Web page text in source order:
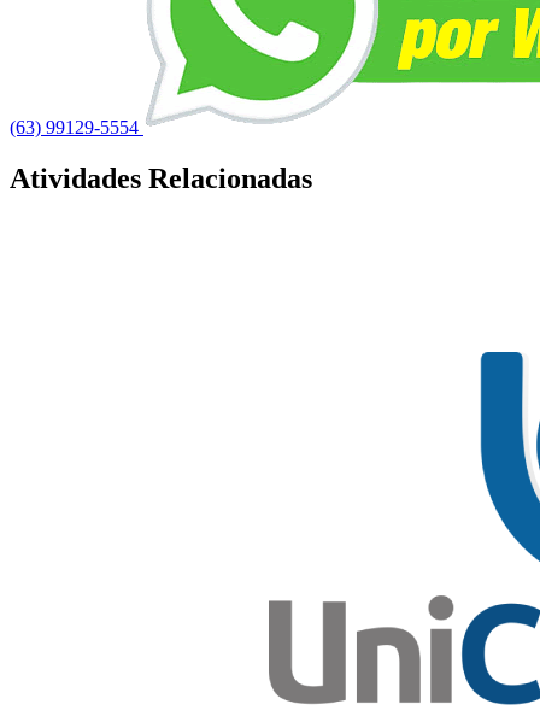
(63) 99129-5554
Atividades Relacionadas